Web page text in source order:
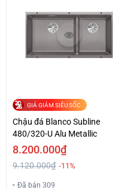
GIÁ GIẢM SIÊU SỐC
Chậu đá Blanco Subline
480/320-U Alu Metallic
8.200.000₫
9.120.000₫ -11%
Đã bán 309